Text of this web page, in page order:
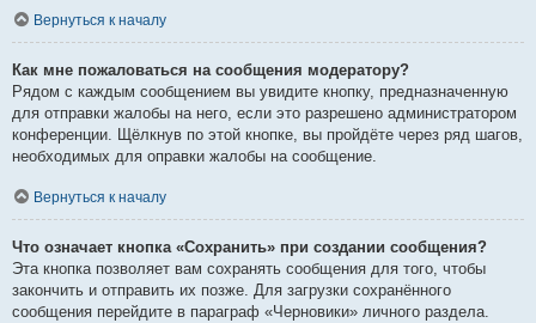
Вернуться к началу
Как мне пожаловаться на сообщения модератору?
Рядом с каждым сообщением вы увидите кнопку, предназначенную
для отправки жалобы на него, если это разрешено администратором
конференции. Щёлкнув по этой кнопке, вы пройдёте через ряд шагов,
необходимых для оправки жалобы на сообщение.
Вернуться к началу
Что означает кнопка «Сохранить» при создании сообщения?
Эта кнопка позволяет вам сохранять сообщения для того, чтобы
закончить и отправить их позже. Для загрузки сохранённого
сообщения перейдите в параграф «Черновики» личного раздела.